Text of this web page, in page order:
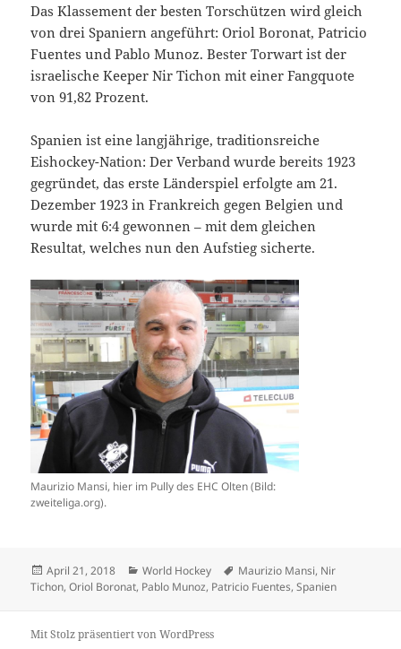
Das Klassement der besten Torschützen wird gleich
von drei Spaniern angeführt: Oriol Boronat, Patricio
Fuentes und Pablo Munoz. Bester Torwart ist der
israelische Keeper Nir Tichon mit einer Fangquote
von 91,82 Prozent.
Spanien ist eine langjährige, traditionsreiche
Eishockey-Nation: Der Verband wurde bereits 1923
gegründet, das erste Länderspiel erfolgte am 21.
Dezember 1923 in Frankreich gegen Belgien und
wurde mit 6:4 gewonnen – mit dem gleichen
Resultat, welches nun den Aufstieg sicherte.
Maurizio Mansi, hier im Pully des EHC Olten (Bild:
zweiteliga.org).
Veröffentlicht
am
April 21, 2018 Kategorien
World Hockey Schlagwörter
Maurizio Mansi, Nir
Tichon,Oriol Boronat, Pablo Munoz, Patricio Fuentes,Spanien
Mit Stolz präsentiert von WordPress